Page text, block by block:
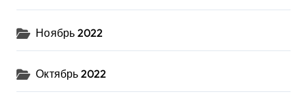
Ноябрь 2022
Октябрь 2022